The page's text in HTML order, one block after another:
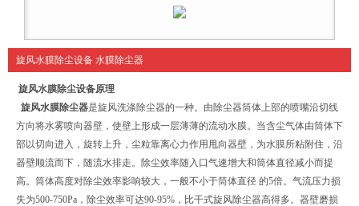
旋风水膜除尘设备 水膜除尘器
旋风水膜除尘设备原理
旋风水膜除尘器是旋风洗涤除尘器的一种。由除尘器筒体上部的喷嘴沿切线
方向将水雾喷向器壁，使壁上形成一层薄薄的流动水膜。当含尘气体由筒体下
部以切向进入，旋转上升，尘粒靠离心力作用甩向器壁，为水膜所粘附住，沿
器壁顺流而下，随流水排走。除尘效率随入口气速增大和筒体直径减小而提
高。筒体高度对除尘效率影响较大，一般不小于筒体直径 的5倍。气流压力损
失为500-750Pa，除尘效率可达90-95%，比干式旋风除尘器高得多。器壁磨损